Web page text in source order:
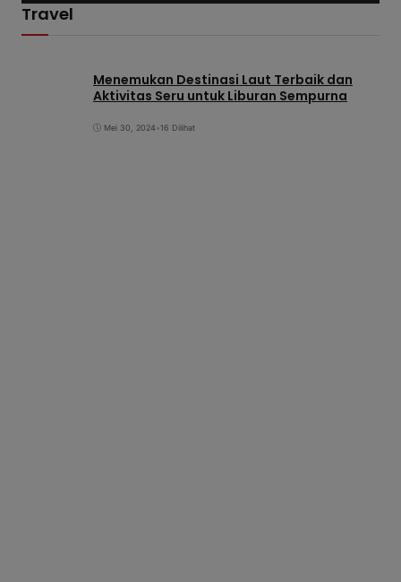
d
Travel
Menemukan Destinasi Laut Terbaik dan
Aktivitas Seru untuk Liburan Sempurna
Mei 30, 2024•16 Dilihat